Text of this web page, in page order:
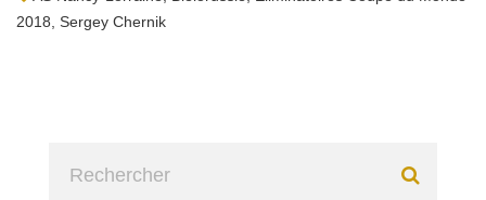
2018 Sergey Chernik